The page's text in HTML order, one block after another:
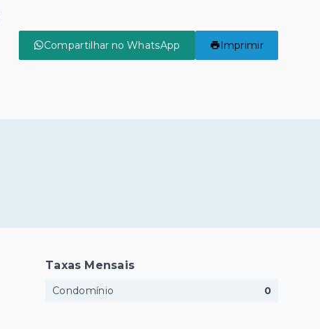
Compartilhar no WhatsApp Imprimir
Taxas Mensais
Condomínio 0